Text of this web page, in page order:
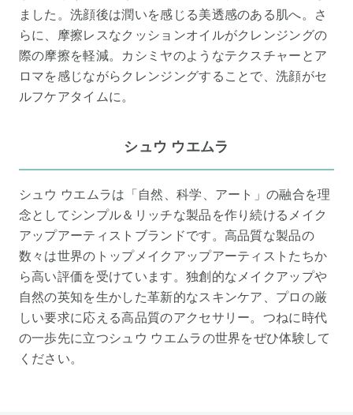
ました。洗顔後は潤いを感じる美透感のある肌へ。さ
らに、摩擦レスなクッションオイルがクレンジングの
際の摩擦を軽減。カシミヤのようなテクスチャーとア
ロマを感じながらクレンジングすることで、洗顔がセ
ルフケアタイムに。
シュウ ウエムラ
シュウ ウエムラは「自然、科学、アート」の融合を理
念としてシンプル＆リッチな製品を作り続けるメイク
アップアーティストブランドです。高品質な製品の
数々は世界のトップメイクアップアーティストたちか
ら高い評価を受けています。独創的なメイクアップや
自然の英知を生かした革新的なスキンケア、プロの厳
しい要求に応える高品質のアクセサリー。つねに時代
の一歩先に立つシュウ ウエムラの世界をぜひ体験して
ください。